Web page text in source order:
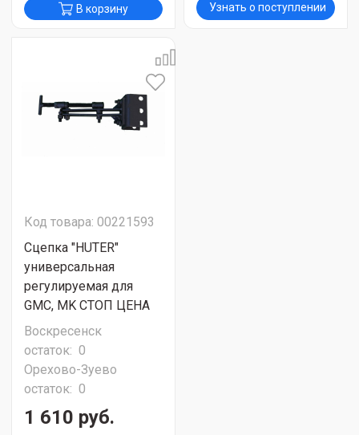
В корзину Узнать о поступлении
Код товара: 00221593
Сцепка "HUTER"
универсальная
регулируемая для
GMC, MK СТОП ЦЕНА
Воскресенск
остаток: 0
Орехово-Зуево
остаток: 0
1 610 руб.